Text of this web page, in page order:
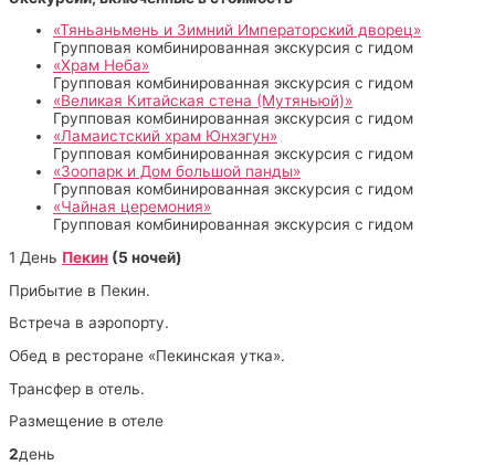
«Тяньаньмень и Зимний Императорский дворец»
Групповая комбинированная экскурсия с гидом
«Храм Неба»
Групповая комбинированная экскурсия с гидом
«Великая Китайская стена (Мутяньюй)»
Групповая комбинированная экскурсия с гидом
«Ламаистский храм Юнхэгун»
Групповая комбинированная экскурсия с гидом
«Зоопарк и Дом большой панды»
Групповая комбинированная экскурсия с гидом
«Чайная церемония»
Групповая комбинированная экскурсия с гидом
1 День Пекин (5 ночей)
Прибытие в Пекин.
Встреча в аэропорту.
Обед в ресторане «Пекинская утка».
Трансфер в отель.
Размещение в отеле
2день